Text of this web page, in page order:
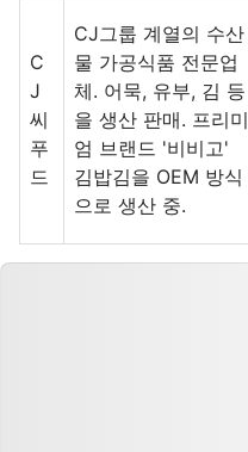
C
J
씨
푸
드
CJ그룹 계열의 수산
물 가공식품 전문업
체. 어묵, 유부, 김 등
을 생산 판매. 프리미
엄 브랜드 '비비고'
김밥김을 OEM 방식
으로 생산 중.